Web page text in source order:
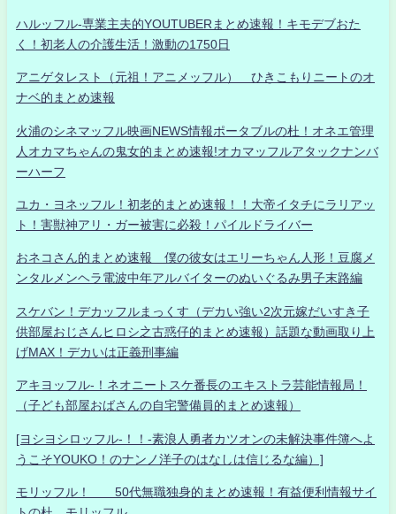
ハルッフル-専業主夫的YOUTUBERまとめ速報！キモデブおた
く！初老人の介護生活！激動の1750日
アニゲタレスト（元祖！アニメッフル） ひきこもりニートのオ
ナベ的まとめ速報
火浦のシネマッフル映画NEWS情報ポータブルの杜！オネエ管理
人オカマちゃんの鬼女的まとめ速報!オカマッフルアタックナンバ
ーハーフ
ユカ・ヨネッフル！初老的まとめ速報！！大帝イタチにラリアッ
ト！害獣神アリ・ガー被害に必殺！パイルドライバー
おネコさん的まとめ速報 僕の彼女はエリーちゃん人形！豆腐メ
ンタルメンヘラ電波中年アルバイターのぬいぐるみ男子末路編
スケバン！デカッフルまっくす（デカい強い2次元嫁だいすき子
供部屋おじさんヒロシ之古惑仔的まとめ速報）話題な動画取り上
げMAX！デカいは正義刑事編
アキヨッフル-！ネオニートスケ番長のエキストラ芸能情報局！
（子ども部屋おばさんの自宅警備員的まとめ速報）
[ヨシヨシロッフル-！！-素浪人勇者カツオンの未解決事件簿へよ
うこそYOUKO！のナンノ洋子のはなしは信じるな編）]
モリッフル！ 50代無職独身的まとめ速報！有益便利情報サイ